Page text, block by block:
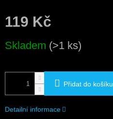
119 Kč
cena:
Skladem (>1 ks)
Přidat do košíku
Detailní informace